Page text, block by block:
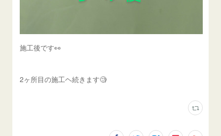
施工後です👀
2ヶ所目の施工ヘ続きます🧐